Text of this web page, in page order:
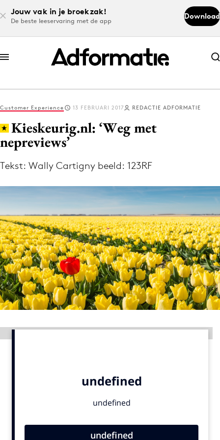
Jouw vak in je broekzak!
De beste leeservaring met de app
Download
Abonneer nu
Abonneer nu
Log in
Volg het laatste nieuws via de Adformatie
Menu
Home
9 sept: GenAI-training
12 nov: MarketingLive!
Events
Customer Experience 13 FEBRUARI 2017 REDACTIE ADFORMATIE
Kieskeurig.nl: ‘Weg met
nepreviews’
Tekst: Wally Cartigny beeld: 123RF